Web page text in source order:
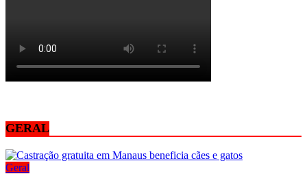
GERAL
Geral